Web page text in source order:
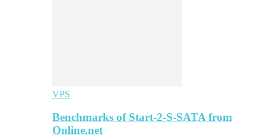
VPS
Benchmarks of Start-2-S-SATA from
Online.net